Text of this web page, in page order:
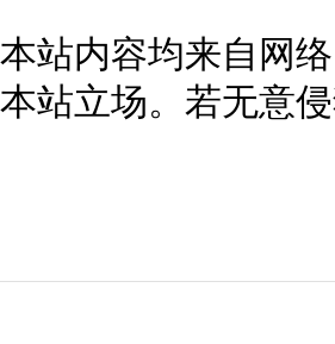
本站内容均来自网
站立场。若无意